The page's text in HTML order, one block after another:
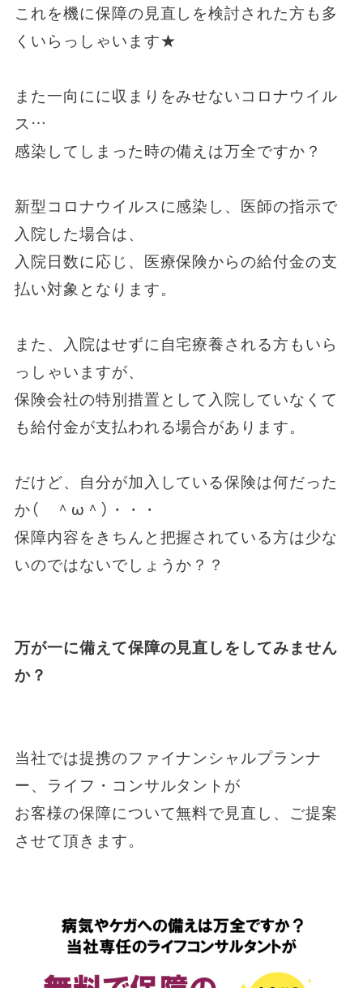
これを機に保障の見直しを検討された方も多
くいらっしゃいます★
また一向にに収まりをみせないコロナウイル
ス…
感染してしまった時の備えは万全ですか？
新型コロナウイルスに感染し、医師の指示で
入院した場合は、
入院日数に応じ、医療保険からの給付金の支
払い対象となります。
また、入院はせずに自宅療養される方もいら
っしゃいますが、
保険会社の特別措置として入院していなくて
も給付金が支払われる場合があります。
だけど、自分が加入している保険は何だった
か（ ＾ω＾）・・・
保障内容をきちんと把握されている方は少な
いのではないでしょうか？？
万が一に備えて保障の見直しをしてみません
か？
当社では提携のファイナンシャルプランナ
ー、ライフ・コンサルタントが
お客様の保障について無料で見直し、ご提案
させて頂きます。